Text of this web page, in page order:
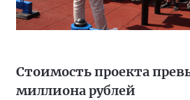
Стоимость проекта
миллиона рублей